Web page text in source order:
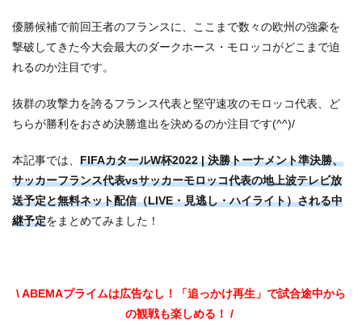
優勝候補で前回王者のフランスに、ここまで数々の欧州の強豪を
撃破してきた今大会最大のダークホース・モロッコがどこまで迫
れるのか注目です。
抜群の攻撃力を誇るフランス代表と堅守速攻のモロッコ代表、ど
ちらが勝利をおさめ決勝進出を決めるのか注目です(^^)/
本記事では、 FIFAカタールW杯2022 | 決勝トーナメント準決勝、
サッカーフランス代表vsサッカーモロッコ代表の地上波テレビ放
送予定と無料ネット配信（LIVE・見逃し・ハイライト）される中
継予定をまとめてみました！
\ ABEMAプライムは広告なし！「追っかけ再生」で試合途中から
の観戦も楽しめる！ /